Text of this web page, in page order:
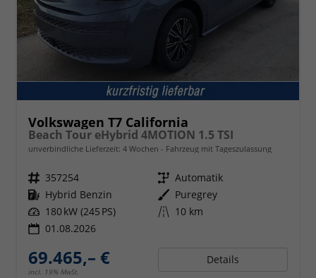
Volkswagen T7 California
Beach Tour eHybrid 4MOTION 1.5 TSI
unverbindliche Lieferzeit: 4 Wochen Fahrzeug mit Tageszulassung
Fahrzeugnr. 357254 Getriebe Automatik
Kraftstoff Hybrid Benzin Außenfarbe Puregrey
Leistung 180 kW (245 PS) Kilometerstand 10 km
01.08.2026
69.465,– €
incl. 19% MwSt.
Details